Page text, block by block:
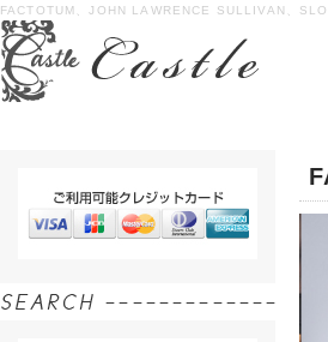
FACTOTUM、JOHN LAWRENCE SULLIVAN、